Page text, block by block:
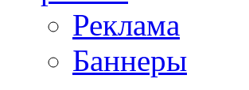
Реклама
Баннеры